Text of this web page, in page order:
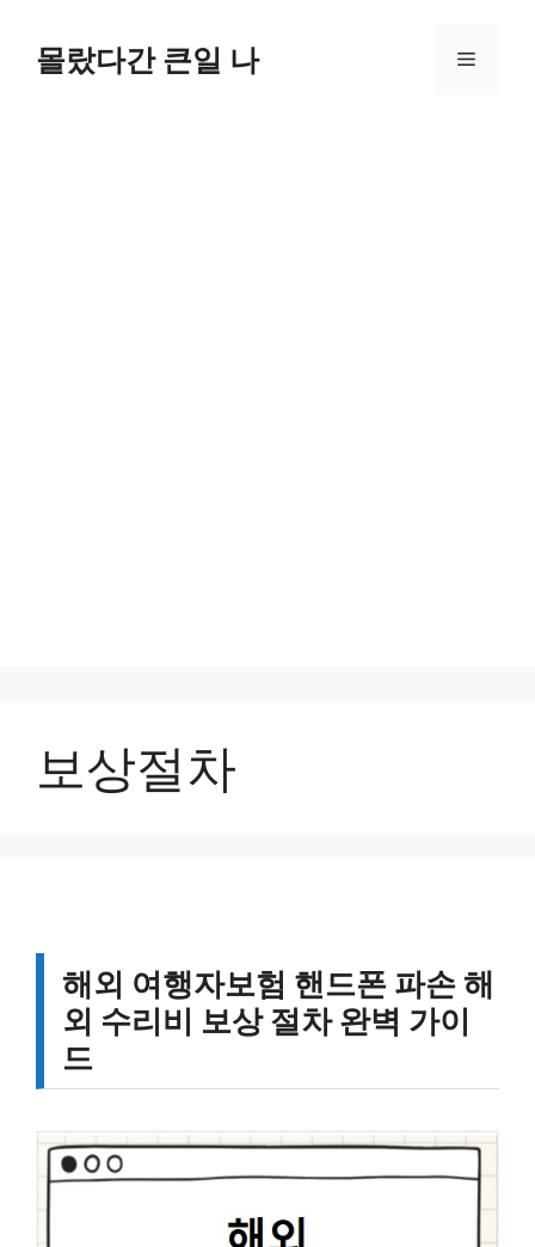
몰랐다간 큰일 나 메
보상절차
해외 여행자보험 핸드폰 파손 해
외 수리비 보상 절차 완벽 가이
드